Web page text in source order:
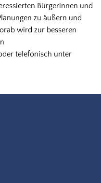
Bürgerinnen und
zu äußern und
wird zur besseren
telefonisch unter